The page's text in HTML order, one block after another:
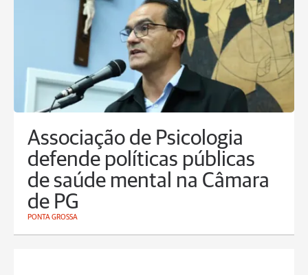
Associação de Psicologia
defende políticas públicas
de saúde mental na Câmara
de PG
PONTA GROSSA